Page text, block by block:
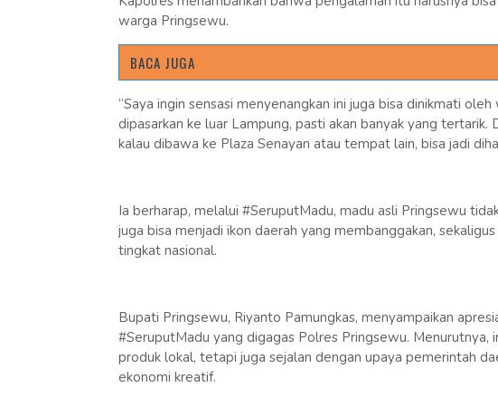
warga Pringsewu.
BACA JUGA
“Saya ingin sensasi menyenangkan ini juga bisa dinikmati
dipasarkan ke luar Lampung, pasti akan banyak yang tertarik.
kalau dibawa ke Plaza Senayan atau tempat lain, bisa jadi
Ia berharap, melalui #SeruputMadu, madu asli Pringsewu
juga bisa menjadi ikon daerah yang membanggakan,
tingkat nasional.
Bupati Pringsewu, Riyanto Pamungkas, menyampaikan
#SeruputMadu yang digagas Polres Pringsewu. Menurutnya,
produk lokal, tetapi juga sejalan dengan upaya pemerintah
ekonomi kreatif.